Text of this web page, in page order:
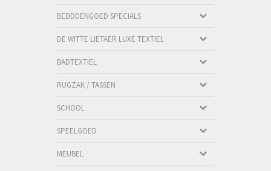
BEDDDENGOED SPECIALS
DE WITTE LIETAER LUXE TEXTIEL
BADTEXTIEL
RUGZAK / TASSEN
SCHOOL
SPEELGOED
MEUBEL